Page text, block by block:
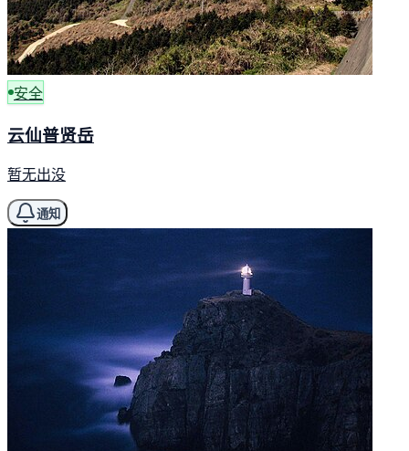
安全
云仙普贤岳
暂无出没
通知